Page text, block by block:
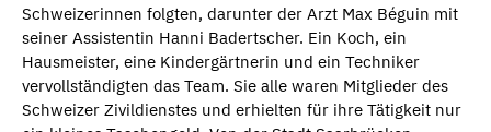
Schweizerinnen folgten, darunter der Arzt Max Béguin mit
seiner Assistentin Hanni Badertscher. Ein Koch, ein
Hausmeister, eine Kindergärtnerin und ein Techniker
vervollständigten das Team. Sie alle waren Mitglieder des
Schweizer Zivildienstes und erhielten für ihre Tätigkeit nur